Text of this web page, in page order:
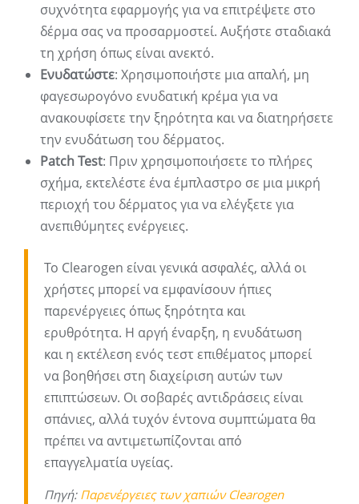
συχνότητα εφαρμογής για να επιτρέψετε στο
δέρμα σας να προσαρμοστεί. Αυξήστε σταδιακά
τη χρήση όπως είναι ανεκτό.
Ενυδατώστε: Χρησιμοποιήστε μια απαλή, μη
φαγεσωρογόνο ενυδατική κρέμα για να
ανακουφίσετε την ξηρότητα και να διατηρήσετε
την ενυδάτωση του δέρματος.
Patch Test: Πριν χρησιμοποιήσετε το πλήρες
σχήμα, εκτελέστε ένα έμπλαστρο σε μια μικρή
περιοχή του δέρματος για να ελέγξετε για
ανεπιθύμητες ενέργειες.
Το Clearogen είναι γενικά ασφαλές, αλλά οι
χρήστες μπορεί να εμφανίσουν ήπιες
παρενέργειες όπως ξηρότητα και
ερυθρότητα. Η αργή έναρξη, η ενυδάτωση
και η εκτέλεση ενός τεστ επιθέματος μπορεί
να βοηθήσει στη διαχείριση αυτών των
επιπτώσεων. Οι σοβαρές αντιδράσεις είναι
σπάνιες, αλλά τυχόν έντονα συμπτώματα θα
πρέπει να αντιμετωπίζονται από
επαγγελματία υγείας.
Πηγή: Παρενέργειες των χαπιών Clearogen